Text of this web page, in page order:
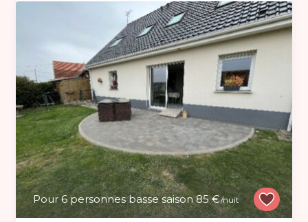
Pour 6 personnes basse saison 85 €/nuit